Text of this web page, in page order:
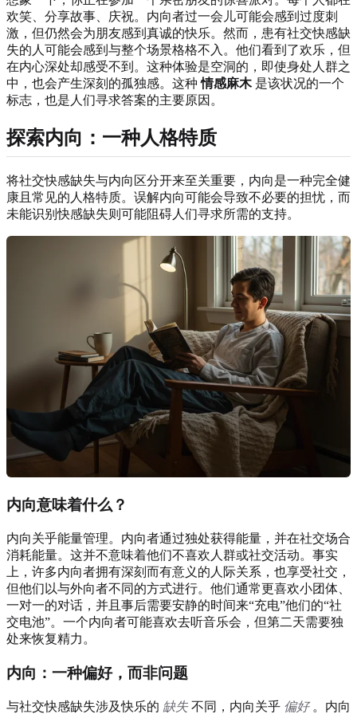
欢笑、分享故事、庆祝。内向者过一会儿可能会感到过度刺
激，但仍然会为朋友感到真诚的快乐。然而，患有社交快感缺
失的人可能会感到与整个场景格格不入。他们看到了欢乐，但
在内心深处却感受不到。这种体验是空洞的，即使身处人群之
中，也会产生深刻的孤独感。这种情感麻木是该状况的一个
标志，也是人们寻求答案的主要原因。
探索内向：一种人格特质
将社交快感缺失与内向区分开来至关重要，内向是一种完全健
康且常见的人格特质。误解内向可能会导致不必要的担忧，而
未能识别快感缺失则可能阻碍人们寻求所需的支持。
内向意味着什么？
内向关乎能量管理。内向者通过独处获得能量，并在社交场合
消耗能量。这并不意味着他们不喜欢人群或社交活动。事实
上，许多内向者拥有深刻而有意义的人际关系，也享受社交，
但他们以与外向者不同的方式进行。他们通常更喜欢小团体、
一对一的对话，并且事后需要安静的时间来“充电”他们的“社
交电池”。一个内向者可能喜欢去听音乐会，但第二天需要独
处来恢复精力。
内向：一种偏好，而非问题
与社交快感缺失涉及快乐的 缺失 不同，内向关乎 偏好。内向